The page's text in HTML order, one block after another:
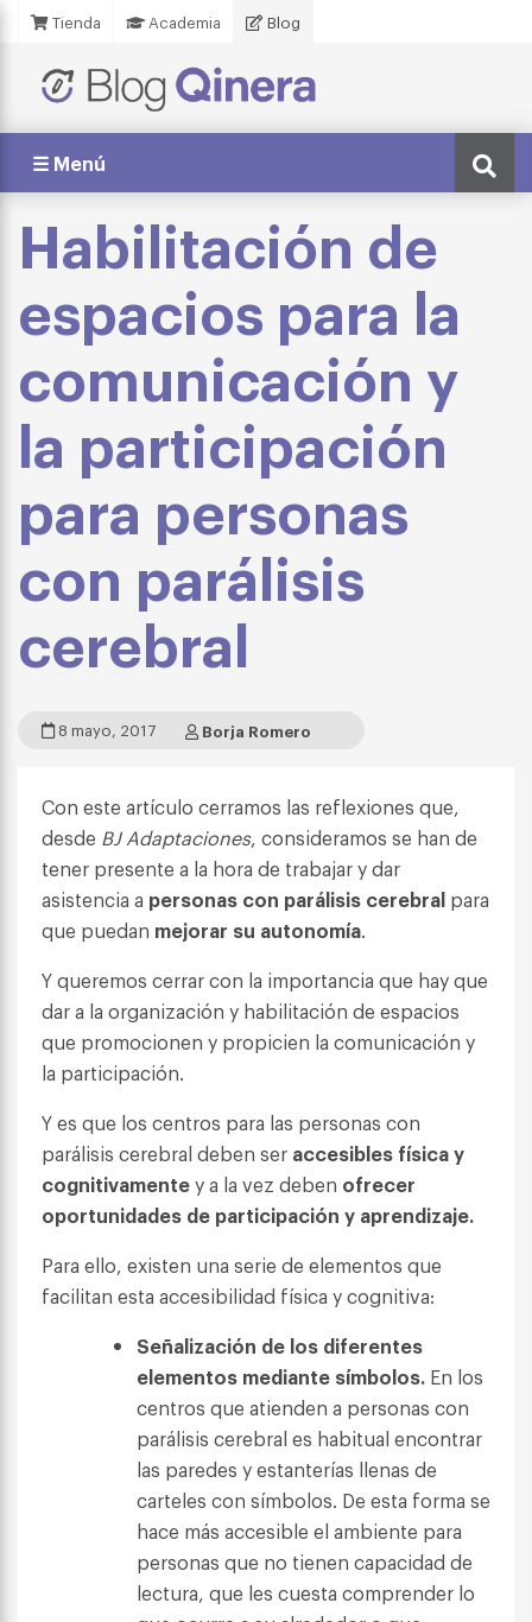
Tienda Academia Blog
☰ Menú
Habilitación de
espacios para la
comunicación y
la participación
para personas
con parálisis
cerebral
8 mayo, 2017 Borja Romero
Con este artículo cerramos las reflexiones que,
desde BJ Adaptaciones, consideramos se han de
tener presente a la hora de trabajar y dar
asistencia a personas con parálisis cerebral para
que puedan mejorar su autonomía.
Y queremos cerrar con la importancia que hay que
dar a la organización y habilitación de espacios
que promocionen y propicien la comunicación y
la participación.
Y es que los centros para las personas con
parálisis cerebral deben ser accesibles física y
cognitivamentey a la vez deben ofrecer
oportunidades de participación y aprendizaje.
Para ello, existen una serie de elementos que
facilitan esta accesibilidad física y cognitiva:
Señalización de los diferentes
elementos mediante símbolos. En los
centros que atienden a personas con
parálisis cerebral es habitual encontrar
las paredes y estanterías llenas de
carteles con símbolos. De esta forma se
hace más accesible el ambiente para
personas que no tienen capacidad de
lectura, que les cuesta comprender lo